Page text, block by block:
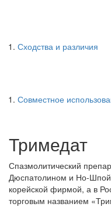
Сходства и различия
Совместное
Тримедат
Спазмолитический
Дюспатолином и Но-
корейской фирмой, а в
торговым названием